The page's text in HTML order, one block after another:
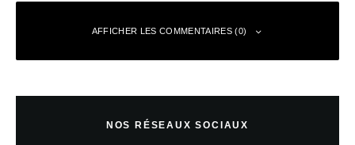
AFFICHER LES COMMENTAIRES (0)
NOS RÉSEAUX SOCIAUX